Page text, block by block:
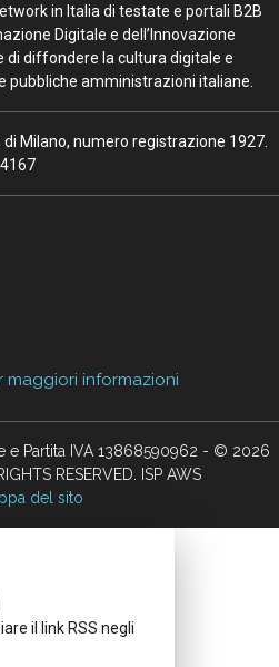
in Italia di testate e portali B2B
Digitale e dell’Innovazione
di diffondere la cultura digitale e
pubbliche amministrazioni italiane.
Milano, numero registrazione 1927.
maggiori informazioni
e Partita IVA 13868590962 - © 2026
RESERVED. ISP AWS
del sito
il link RSS negli